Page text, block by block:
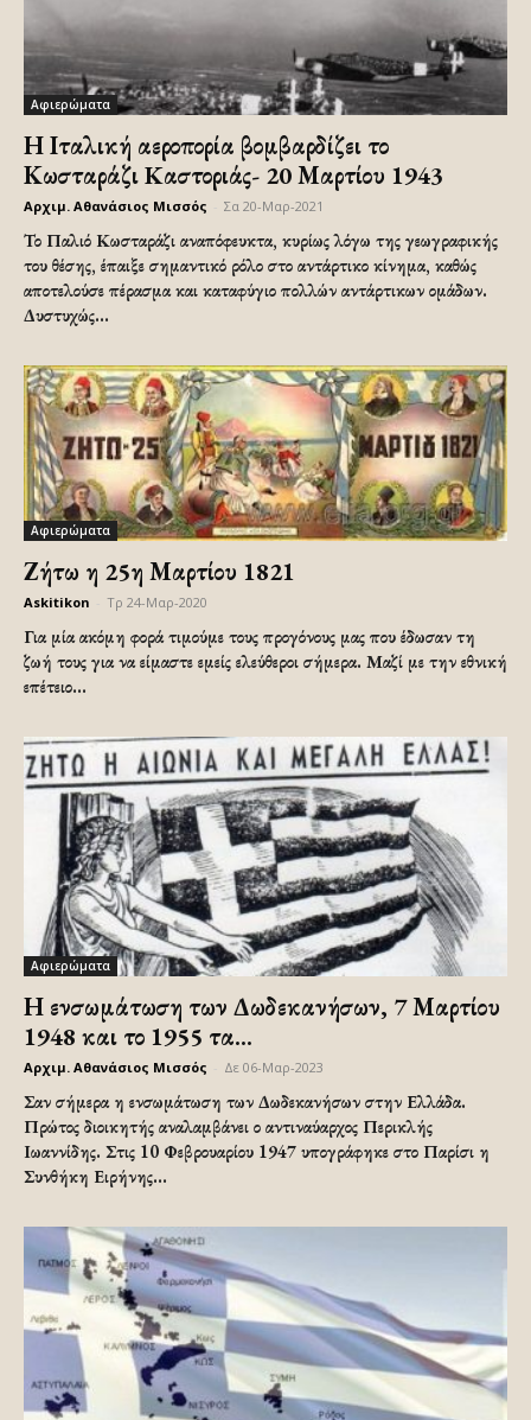
Αφιερώματα
Η Ιταλική αεροπορία βομβαρδίζει το
Κωσταράζι Kαστοριάς- 20 Μαρτίου 1943
Αρχιμ. Αθανάσιος Μισσός Σα 20-Μαρ-2021
Το Παλιό Κωσταράζι αναπόφευκτα, κυρίως λόγω της γεωγραφικής
του θέσης, έπαιξε σημαντικό ρόλο στο αντάρτικο κίνημα, καθώς
αποτελούσε πέρασμα και καταφύγιο πολλών αντάρτικων ομάδων.
Δυστυχώς...
Αφιερώματα
Ζήτω η 25η Μαρτίου 1821
Askitikon Τρ 24-Μαρ-2020
Για μία ακόμη φορά τιμούμε τους προγόνους μας που έδωσαν τη
ζωή τους για να είμαστε εμείς ελεύθεροι σήμερα. Μαζί με την εθνική
επέτειο...
Αφιερώματα
Η ενσωμάτωση των Δωδεκανήσων, 7 Μαρτίου
1948 και το 1955 τα...
Αρχιμ. Αθανάσιος Μισσός Δε 06-Μαρ-2023
Σαν σήμερα η ενσωμάτωση των Δωδεκανήσων στην Ελλάδα.
Πρώτος διοικητής αναλαμβάνει ο αντιναύαρχος Περικλής
Ιωαννίδης. Στις 10 Φεβρουαρίου 1947 υπογράφηκε στο Παρίσι η
Συνθήκη Ειρήνης...